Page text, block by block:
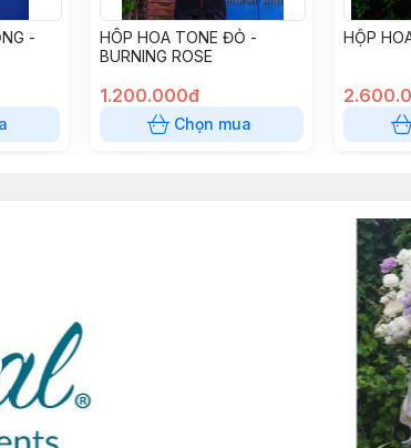
-
HÔP HOA TONE ĐỎ -
BURNING ROSE
1.200.000đ
Chọn mua
HỘP